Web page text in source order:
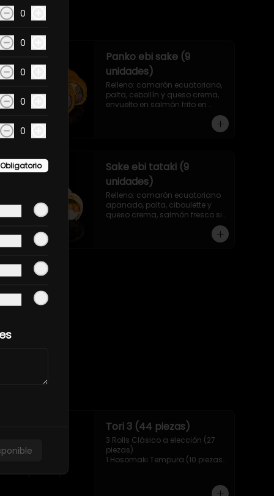
Panko ebi sake (9
unidades)
Relleno: camarón ecuatoriano,
palta, cebollín y queso crema,
envuelto en salmón frito en
Sake ebi tataki (9
unidades)
Relleno: camarón ecuatoriano
apanado, palta, ciboulette y
queso crema, salmón fresco sin
Tori 3 (44 piezas)
3 Rolls Clásico a elección (27
piezas)
1 Hosomaki Tempura (10 piezas)
0
0
0
0
0
Obligatorio